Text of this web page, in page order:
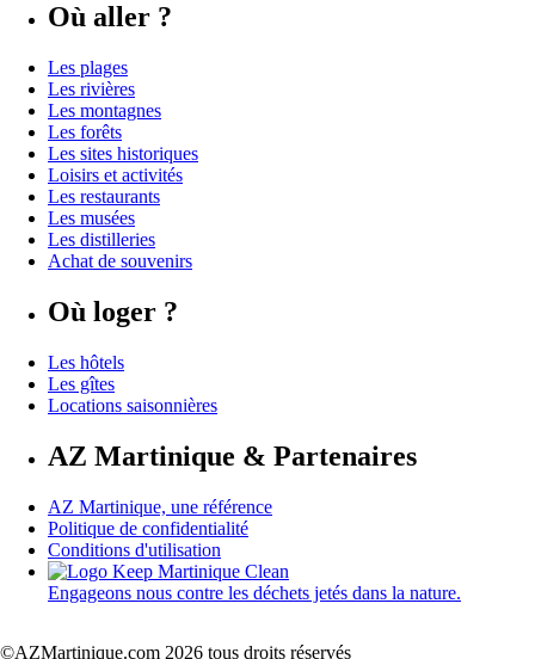
Où aller ?
Les plages
Les rivières
Les montagnes
Les forêts
Les sites historiques
Loisirs et activités
Les restaurants
Les musées
Les distilleries
Achat de souvenirs
Où loger ?
Les hôtels
Les gîtes
Locations saisonnières
AZ Martinique & Partenaires
AZ Martinique, une référence
Politique de confidentialité
Conditions d'utilisation
Engageons nous contre les déchets jetés dans la nature.
©AZMartinique.com 2026 tous droits réservés